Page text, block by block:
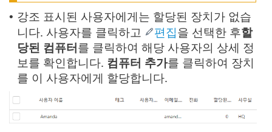
• 강조 표시된 사용자에게는 할당된 장치가 없습
니다. 사용자를 클릭하고
편집을 선택한 후할
당된 컴퓨터를 클릭하여 해당 사용자의 상세 정
보를 확인합니다. 컴퓨터 추가를 클릭하여 장치
를 이 사용자에게 할당합니다.